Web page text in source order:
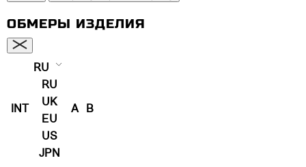
ОБМЕРЫ ИЗДЕЛИЯ
INT
RU
RU
UK
EU
US
JPN
A B